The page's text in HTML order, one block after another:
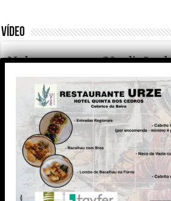
VÍDEO
Nelas promove 2ª edição
Desportiva Municipal
secretário de Estado do
promete cooperação do
A Câmara Municipal de Nelas
Junho a 2ª edição da Semana
Coração do Dão. A apresentação
contará com cerca de 20
presença do secretário de Estado
prometeu cooperação entre o